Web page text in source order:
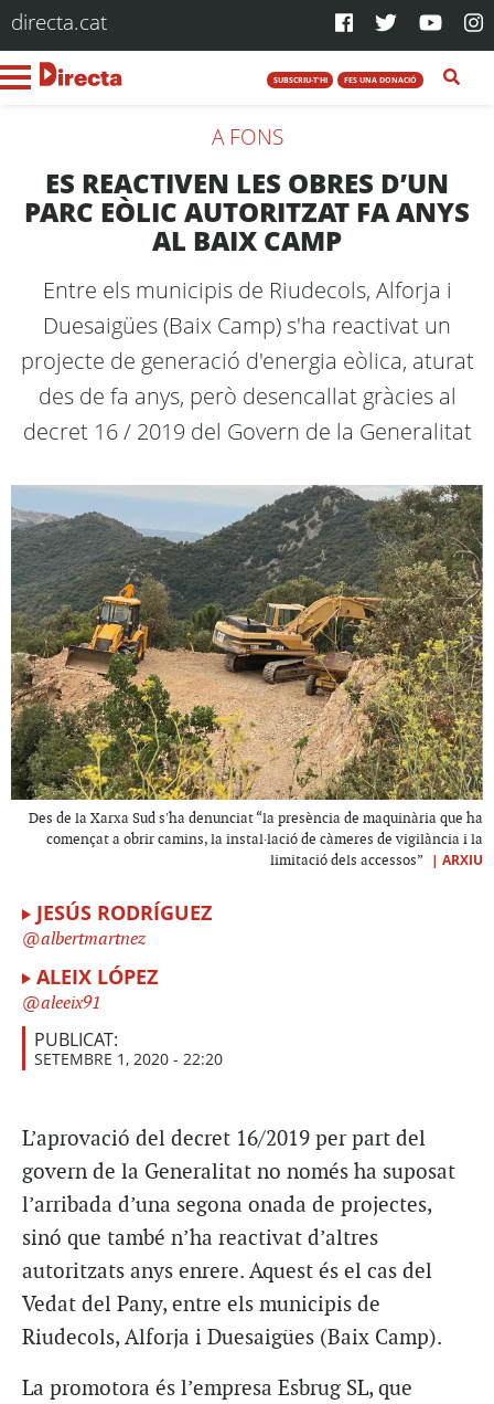
directa.cat
SUBSCRIU-T'HI FES UNA DONACIÓ
A FONS
ES REACTIVEN LES OBRES D’UN
PARC EÒLIC AUTORITZAT FA ANYS
AL BAIX CAMP
Entre els municipis de Riudecols, Alforja i
Duesaigües (Baix Camp) s'ha reactivat un
projecte de generació d'energia eòlica, aturat
des de fa anys, però desencallat gràcies al
decret 16 / 2019 del Govern de la Generalitat
Des de la Xarxa Sud s'ha denunciat “la presència de maquinària que ha
començat a obrir camins, la instal·lació de càmeres de vigilància i la
limitació dels accessos” | ARXIU
JESÚS RODRÍGUEZ
albertmartnez
ALEIX LÓPEZ
aleeix91
PUBLICAT:
SETEMBRE 1, 2020 - 22:20
L’aprovació del decret 16/2019 per part del
govern de la Generalitat no només ha suposat
l’arribada d’una segona onada de projectes,
sinó que també n’ha reactivat d’altres
autoritzats anys enrere. Aquest és el cas del
Vedat del Pany, entre els municipis de
Riudecols, Alforja i Duesaigües (Baix Camp).
La promotora és l’empresa Esbrug SL, que